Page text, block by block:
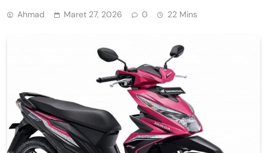
Ahmad Maret 27, 2026 0 22 Mins